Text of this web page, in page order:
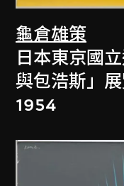
龜倉雄策
日本東京國
與包浩斯」
1954